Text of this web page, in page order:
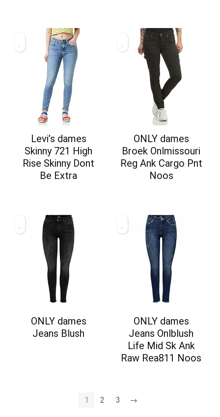
Levi’s dames
Skinny 721 High
Rise Skinny Dont
Be Extra
ONLY dames
Broek Onlmissouri
Reg Ank Cargo Pnt
Noos
ONLY dames
Jeans Blush
ONLY dames
Jeans Onlblush
Life Mid Sk Ank
Raw Rea811 Noos
1 2 3 →